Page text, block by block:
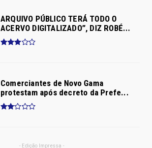
ARQUIVO PÚBLICO TERÁ TODO O
ACERVO DIGITALIZADO”, DIZ ROBÉ...
Comerciantes de Novo Gama
protestam após decreto da Prefe...
- Edição Impressa -